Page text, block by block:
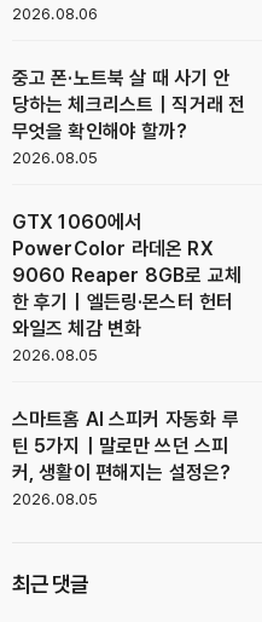
2026.08.06
중고 폰·노트북 살 때 사기 안
당하는 체크리스트｜직거래 전
무엇을 확인해야 할까?
2026.08.05
GTX 1060에서
PowerColor 라데온 RX
9060 Reaper 8GB로 교체
한 후기｜엘든링·몬스터 헌터
와일즈 체감 변화
2026.08.05
스마트홈 AI 스피커 자동화 루
틴 5가지｜말로만 쓰던 스피
커, 생활이 편해지는 설정은?
2026.08.05
최근 댓글